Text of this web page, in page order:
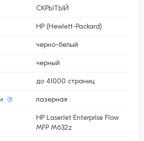
СКРЫТЫЙ
HP (Hewlett-Packard)
черно-белый
черный
до 41000 страниц
лазерная
HP LaserJet Enterprise Flow
MFP M632z